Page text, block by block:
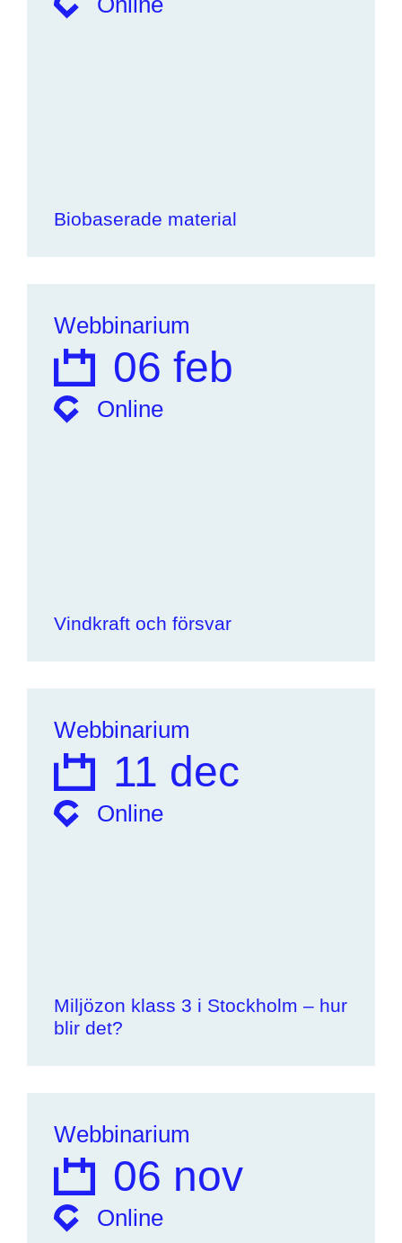
Biobaserade material
Webbinarium
06 feb
Online
Vindkraft och försvar
Webbinarium
11 dec
Online
Miljözon klass 3 i Stockholm – hur
blir det?
Webbinarium
06 nov
Online